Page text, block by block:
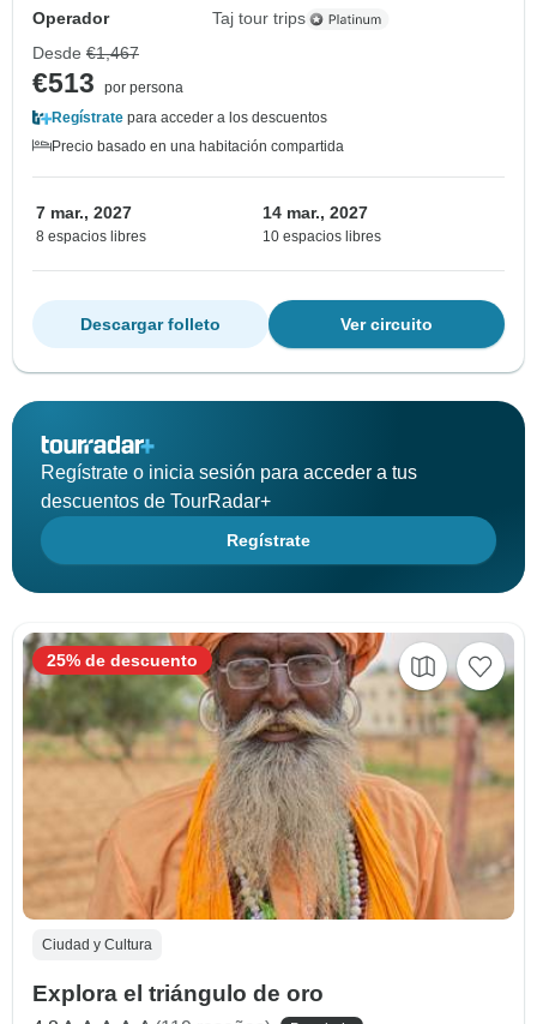
Operador
Taj tour trips
Desde €1,467
€513
por persona
Regístrate para acceder a los descuentos
Precio basado en una habitación compartida
7 mar., 2027
8 espacios libres
14 mar., 2027
10 espacios libres
Ver circuito
Descargar folleto
Regístrate o inicia sesión para acceder a tus
descuentos de TourRadar+
Regístrate
Ciudad y Cultura
Explora el triángulo de oro
25% de descuento